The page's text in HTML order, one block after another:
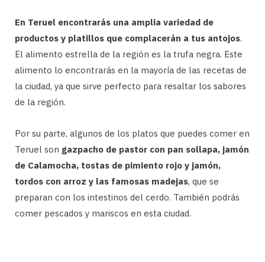
En Teruel encontrarás una amplia variedad de
productos y platillos que complacerán a tus antojos.
El alimento estrella de la región es la trufa negra. Este
alimento lo encontrarás en la mayoría de las recetas de
la ciudad, ya que sirve perfecto para resaltar los sabores
de la región.
Por su parte, algunos de los platos que puedes comer en
Teruel son gazpacho de pastor con pan sollapa, jamón
de Calamocha, tostas de pimiento rojo y jamón,
tordos con arroz y las famosas madejas, que se
preparan con los intestinos del cerdo. También podrás
comer pescados y mariscos en esta ciudad.